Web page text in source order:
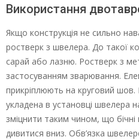
Використання
Якщо конструкція не сильно
ростверк з швелера. До такої
сарай або лазню. Ростверк з
застосуванням зварювання.
прикріплюють на круговий
укладена в установці швелера
зміцнити таким чином, що бічні
дивитися вниз. Обв’язка